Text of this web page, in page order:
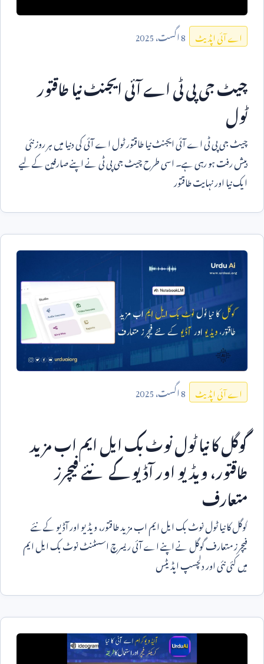
اے آئی اپڈیٹ 8اگست،2025
چیٹ جی پی ٹی اے آئی ایجنٹ نیا طاقتور
ٹول
چیٹ جی پی ٹی اے آئی ایجنٹ نیا طاقتور ٹول اے آئی کی دنیا میں ہر روز نئی
پیش رفت ہو رہی ہے۔ اسی طرح چیٹ جی پی ٹی نے اپنے صارفین کے لیے
ایک نیا اور نہایت طاقتور
اے آئی اپڈیٹ 8اگست،2025
گوگل کا نیا ٹول نوٹ بک ایل ایم اب مزید
طاقتور، ویڈیو اور آڈیو کے نئے فیچرز
متعارف
گوگل کا نیا ٹول نوٹ بک ایل ایم اب مزید طاقتور، ویڈیو اور آڈیو کے نئے
فیچرز متعارف گوگل نے اپنے اے آئی ریسرچ اسسٹنٹ نوٹ بک ایل ایم
میں کئی نئی اور دلچسپ اپڈیٹس